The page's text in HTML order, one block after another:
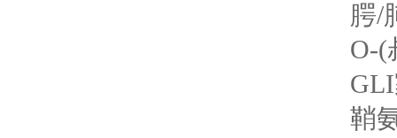
腭/
O-(
鞘